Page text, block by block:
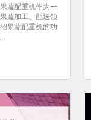
蔬配重机作为一
蔬加工、配送领
果蔬配重机的功